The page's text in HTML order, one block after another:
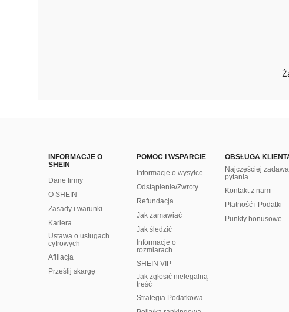
INFORMACJE O
SHEIN
Dane firmy
O SHEIN
Zasady i warunki
Kariera
Ustawa o usługach
cyfrowych
Afiliacja
Prześlij skargę
POMOC I WSPARCIE
Informacje o wysyłce
Odstąpienie/Zwroty
Refundacja
Jak zamawiać
Jak śledzić
Informacje o
rozmiarach
SHEIN VIP
Jak zgłosić nielegalną
treść
Strategia Podatkowa
OBSŁUGA
Najczęściej
pytania
Kontakt z nami
Płatność i Podatki
Punkty bonusowe